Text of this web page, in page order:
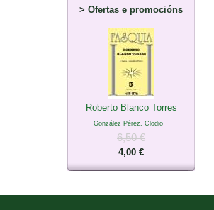
> Ofertas e promocións
Roberto Blanco Torres
González Pérez, Clodio
6,50 €
4,00 €